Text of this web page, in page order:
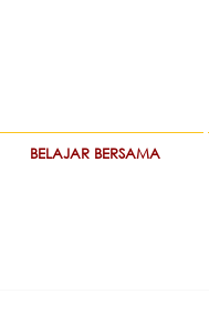
BELAJAR BERSAMA